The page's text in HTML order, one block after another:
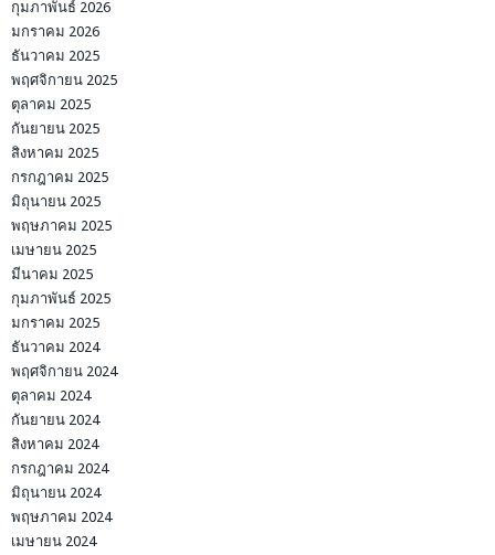
กุมภาพันธ์ 2026
มกราคม 2026
ธันวาคม 2025
พฤศจิกายน 2025
ตุลาคม 2025
กันยายน 2025
สิงหาคม 2025
กรกฎาคม 2025
มิถุนายน 2025
พฤษภาคม 2025
เมษายน 2025
มีนาคม 2025
กุมภาพันธ์ 2025
มกราคม 2025
ธันวาคม 2024
พฤศจิกายน 2024
ตุลาคม 2024
กันยายน 2024
สิงหาคม 2024
กรกฎาคม 2024
มิถุนายน 2024
พฤษภาคม 2024
เมษายน 2024